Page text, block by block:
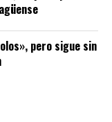
pero sigue sin